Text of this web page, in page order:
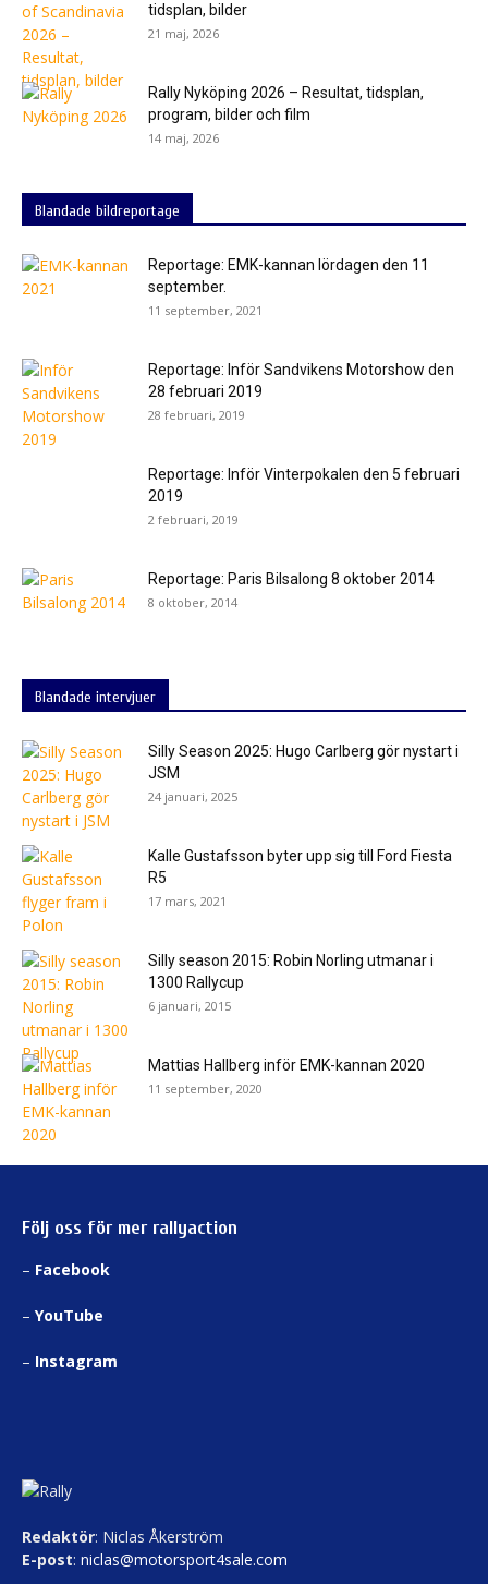
tidsplan, bilder
21 maj, 2026
Rally Nyköping 2026 – Resultat, tidsplan,
program, bilder och film
14 maj, 2026
Blandade bildreportage
Reportage: EMK-kannan lördagen den 11
september.
11 september, 2021
Reportage: Inför Sandvikens Motorshow den
28 februari 2019
28 februari, 2019
Reportage: Inför Vinterpokalen den 5 februari
2019
2 februari, 2019
Reportage: Paris Bilsalong 8 oktober 2014
8 oktober, 2014
Blandade intervjuer
Silly Season 2025: Hugo Carlberg gör nystart i
JSM
24 januari, 2025
Kalle Gustafsson byter upp sig till Ford Fiesta
R5
17 mars, 2021
Silly season 2015: Robin Norling utmanar i
1300 Rallycup
6 januari, 2015
Mattias Hallberg inför EMK-kannan 2020
11 september, 2020
Följ oss för mer rallyaction
– Facebook
– YouTube
– Instagram
Redaktör: Niclas Åkerström
E-post: niclas@motorsport4sale.com